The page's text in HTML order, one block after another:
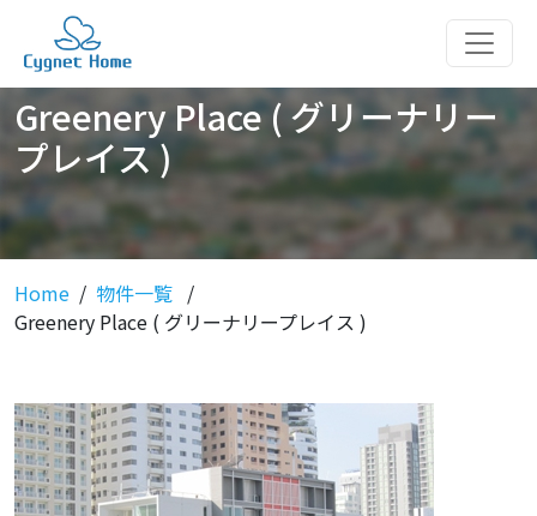
Greenery Place ( グリーナリー
プレイス )
Home
物件一覧
Greenery Place ( グリーナリープレイス )